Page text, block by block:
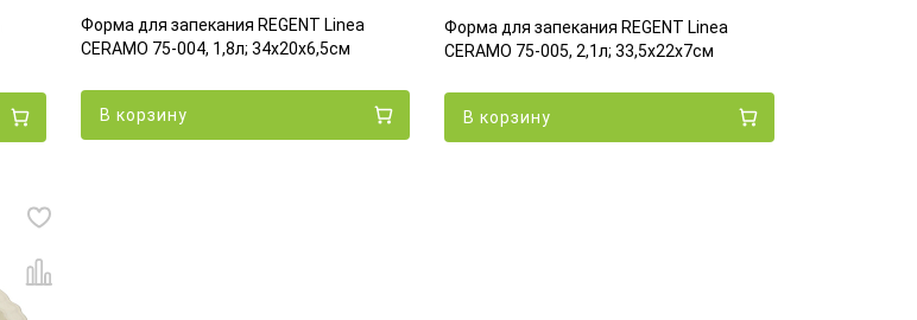
Форма для запекания REGENT Linea
CERAMO 75-004, 1,8л; 34х20х6,5см
В корзину
Форма для запекания REGENT Linea
CERAMO 75-005, 2,1л; 33,5х22х7см
В корзину